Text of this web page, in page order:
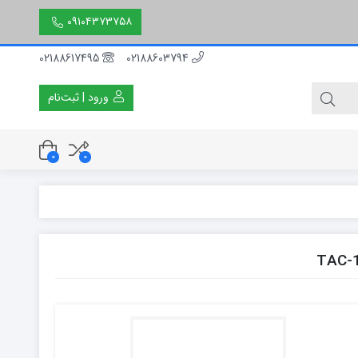
۰۹۱۰۴۳۷۳۷۵۸
02188617495
ورود | ثبت‌نام
0
0